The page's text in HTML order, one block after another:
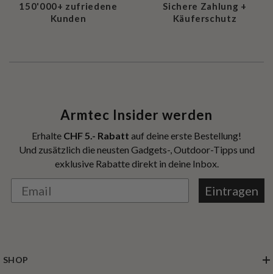
150'000+ zufriedene
Kunden
Sichere Zahlung +
Käuferschutz
Armtec Insider werden
Erhalte CHF 5.- Rabatt auf deine erste Bestellung!
Und zusätzlich die neusten Gadgets-, Outdoor-Tipps und
exklusive Rabatte direkt in deine Inbox.
Eintragen
SHOP